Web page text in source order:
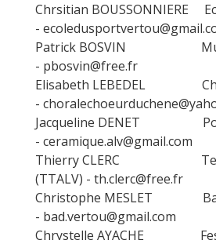
Chrsitian BOUSSONNIERE
-
Patrick BOSVIN
- pbosvin@free.fr
Elisabeth LEBEDEL
-
Jacqueline DENET
- ceramique.alv@gmail.com
Thierry CLERC
(TTALV) - th.clerc@free.fr
Christophe MESLET
- bad.vertou@gmail.com
Chrystelle AYACHE